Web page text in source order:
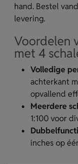
hand. Bestel
levering.
Voordelen
met 4
Volledige
achterkant
opvallend
Meerdere
1:100 voor
inches op